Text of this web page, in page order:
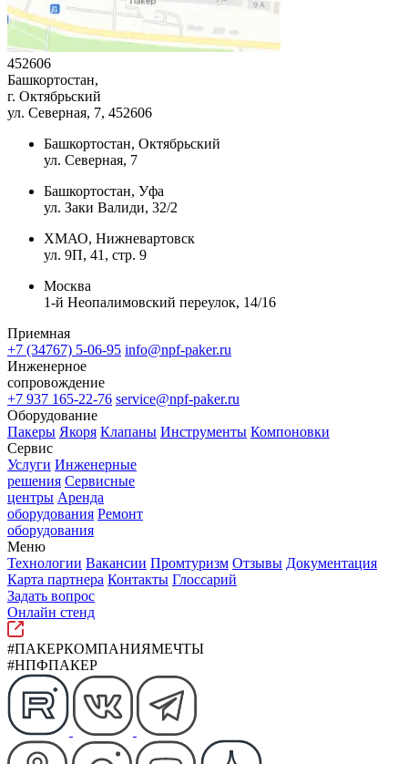
452606
Башкортостан,
г. Октябрьский
ул. Северная, 7, 452606
Башкортостан, Октябрьский
ул. Северная, 7
Башкортостан, Уфа
ул. Заки Валиди, 32/2
ХМАО, Нижневартовск
ул. 9П, 41, стр. 9
Москва
1-й Неопалимовский переулок, 14/16
Приемная
+7 (34767) 5-06-95 info@npf-paker.ru
Инженерное
сопровождение
+7 937 165-22-76 service@npf-paker.ru
Оборудование
Пакеры Якоря Клапаны Инструменты Компоновки
Сервис
Услуги Инженерные
решения Сервисные
центры Аренда
оборудования Ремонт
оборудования
Меню
Технологии Вакансии Промтуризм Отзывы Документация
Карта партнера Контакты Глоссарий
Задать вопрос
Онлайн стенд
#ПАКЕРКОМПАНИЯМЕЧТЫ
#НПФПАКЕР